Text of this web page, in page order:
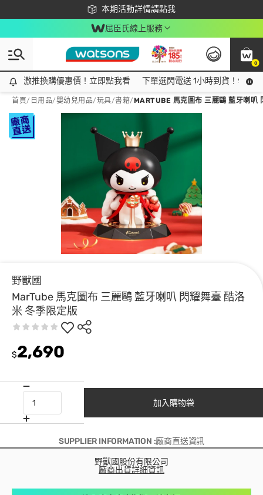
本期活動詳情請點我
下載app最高回饋$350
屈臣氏線上服務
0
激推換購優惠價！立即點我看
激推換購優惠價！立即點我看 下單選閃電送 1小時到貨！領神
首頁/ 日用品/嬰幼兒用品/玩具/書籍/MARTUBE 馬克圖布 三麗鷗 藍牙喇叭
野獸國
MarTube 馬克圖布 三麗鷗 藍牙喇叭 閃耀舞臺 酷洛
米 冬季限定版
$2,690
加入購物袋
SUPPLIER INFORMATION :廠商直送資訊
野獸國股份有限公司
廠商出貨詳細資訊